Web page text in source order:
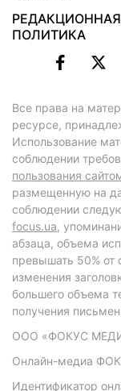
РЕДАКЦИОННАЯ
ПОЛИТИКА
Все права на
ресурсе,
Использование
соблюдении
пользования
размещенную на
соблюдении
focus.ua,
абзаца, объема
превышать 50% от
изменения
большего объема
получения
ООО «ФОКУС
Онлайн-медиа
Идентификатор